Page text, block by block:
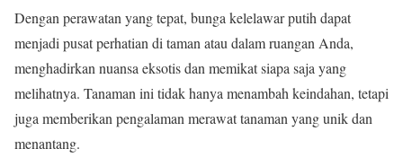
Dengan perawatan yang tepat, bunga kelelawar putih dapat
menjadi pusat perhatian di taman atau dalam ruangan Anda,
menghadirkan nuansa eksotis dan memikat siapa saja yang
melihatnya. Tanaman ini tidak hanya menambah keindahan, tetapi
juga memberikan pengalaman merawat tanaman yang unik dan
menantang.